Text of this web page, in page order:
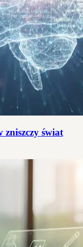
zniszczy świat